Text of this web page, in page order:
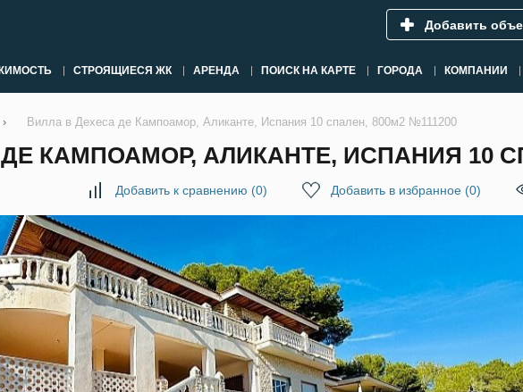
Добавить
СТРОЯЩИЕСЯ ЖК АРЕНДА ПОИСК НА КАРТЕ ГОРОДА КОМПАНИИ
› Вилла в Дехеса де Кампоамор, Аликанте, Испания 10 спален, 800м2 №111200
КАМПОАМОР, АЛИКАНТЕ, ИСПАНИЯ 10
Добавить к сравнению (0) Добавить в избранное (0)